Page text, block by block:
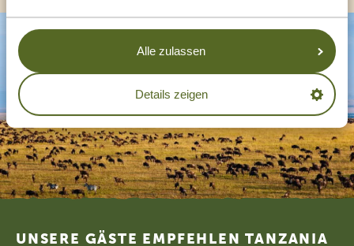
Alle zulassen
Details zeigen
Footer
UNSERE GÄSTE EMPFEHLEN TANZANIA